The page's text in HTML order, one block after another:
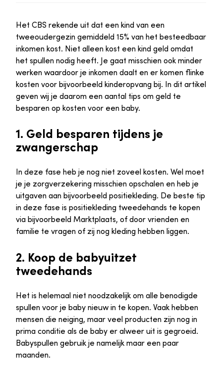
Het CBS rekende uit dat een kind van een
tweeoudergezin gemiddeld 15% van het besteedbaar
inkomen kost. Niet alleen kost een kind geld omdat
het spullen nodig heeft. Je gaat misschien ook minder
werken waardoor je inkomen daalt en er komen flinke
kosten voor bijvoorbeeld kinderopvang bij. In dit artikel
geven wij je daarom een aantal tips om geld te
besparen op kosten voor een baby.
1. Geld besparen tijdens je
zwangerschap
In deze fase heb je nog niet zoveel kosten. Wel moet
je je zorgverzekering misschien opschalen en heb je
uitgaven aan bijvoorbeeld positiekleding. De beste tip
in deze fase is positiekleding tweedehands te kopen
via bijvoorbeeld Marktplaats, of door vrienden en
familie te vragen of zij nog kleding hebben liggen.
2. Koop de babyuitzet
tweedehands
Het is helemaal niet noodzakelijk om alle benodigde
spullen voor je baby nieuw in te kopen. Vaak hebben
mensen die neiging, maar veel producten zijn nog in
prima conditie als de baby er alweer uit is gegroeid.
Babyspullen gebruik je namelijk maar een paar
maanden.